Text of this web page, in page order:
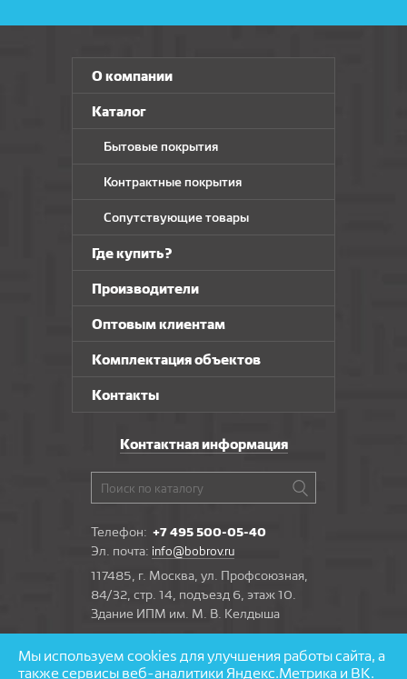
О компании
Каталог
Бытовые покрытия
Контрактные покрытия
Сопутствующие товары
Где купить?
Производители
Оптовым клиентам
Комплектация объектов
Контакты
Контактная информация
Телефон: +7 495 500-05-40
Эл. почта: info@bobrov.ru
117485, г. Москва, ул. Профсоюзная,
84/32, стр. 14, подъезд 6, этаж 10.
Здание ИПМ им. М. В. Келдыша
Задать вопрос
Мы используем cookies для улучшения работы сайта, а
также сервисы веб-аналитики Яндекс.Метрика и ВК.